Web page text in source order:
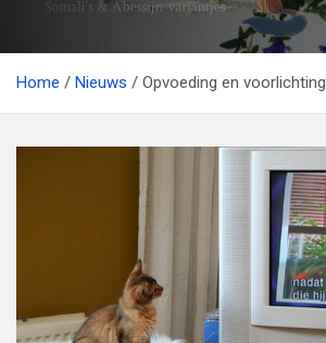
Cattery Silfescian
Somali's en soms Abessijn-variantjes
Home
Nieuws Opvoeding en voorlichting